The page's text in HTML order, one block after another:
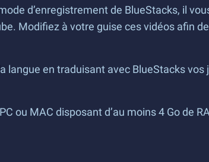
d’enregistrement de BlueStacks, il
Modifiez à votre guise ces vidéos afin
en traduisant avec BlueStacks
ou MAC disposant d’au moins 4 Go de